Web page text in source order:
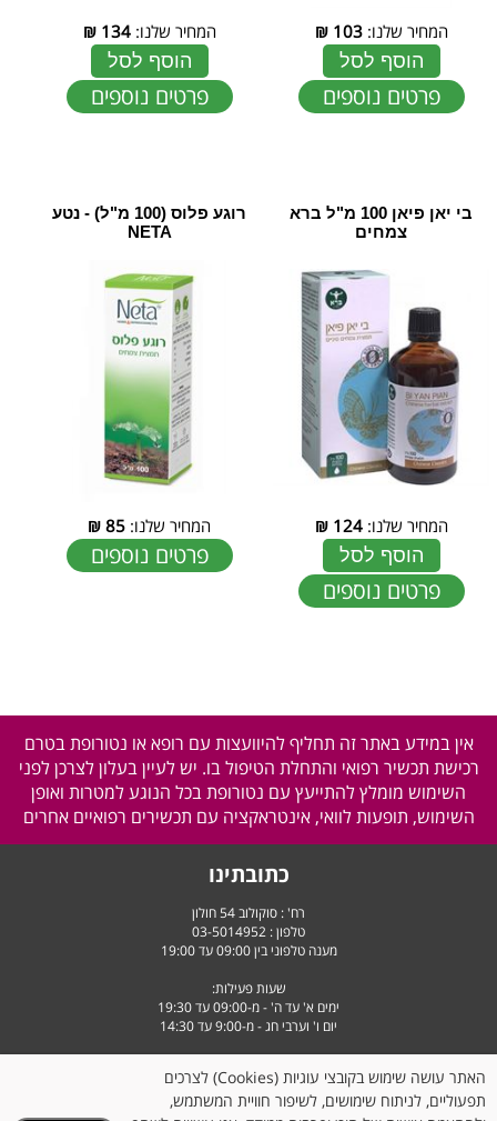
המחיר שלנו:103
₪
הוסף לסל
פרטים נוספים
המחיר שלנו:134
₪
הוסף לסל
פרטים נוספים
בי יאן פיאן 100 מ"ל ‏ברא
צמחים
המחיר שלנו:124
₪
הוסף לסל
פרטים נוספים
רוגע פלוס (100 מ"ל) - נטע
NETA
המחיר שלנו: 85
₪
פרטים נוספים
אין במידע באתר זה תחליף להיוועצות עם רופא או נטורופת בטרם
רכישת תכשיר רפואי והתחלת הטיפול בו. יש לעיין בעלון לצרכן לפני
השימוש מומלץ להתייעץ עם נטורופת בכל הנוגע למטרות ואופן
השימוש, תופעות לוואי, אינטראקציה עם תכשירים רפואיים אחרים
כתובתינו
רח' : סוקולוב 54 חולון
טלפון : 03-5014952
מענה טלפוני בין 09:00 עד 19:00
שעות פעילות:
ימים א' עד ה' - מ-09:00 עד 19:30
יום ו' וערבי חג - מ-9:00 עד 14:30
האתר עושה שימוש בקובצי עוגיות (Cookies) לצרכים
תפעוליים, לניתוח שימושים, לשיפור חוויית המשתמש,